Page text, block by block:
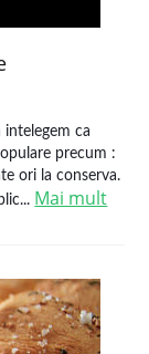
ca
precum :
ori la conserva.
Mai mult